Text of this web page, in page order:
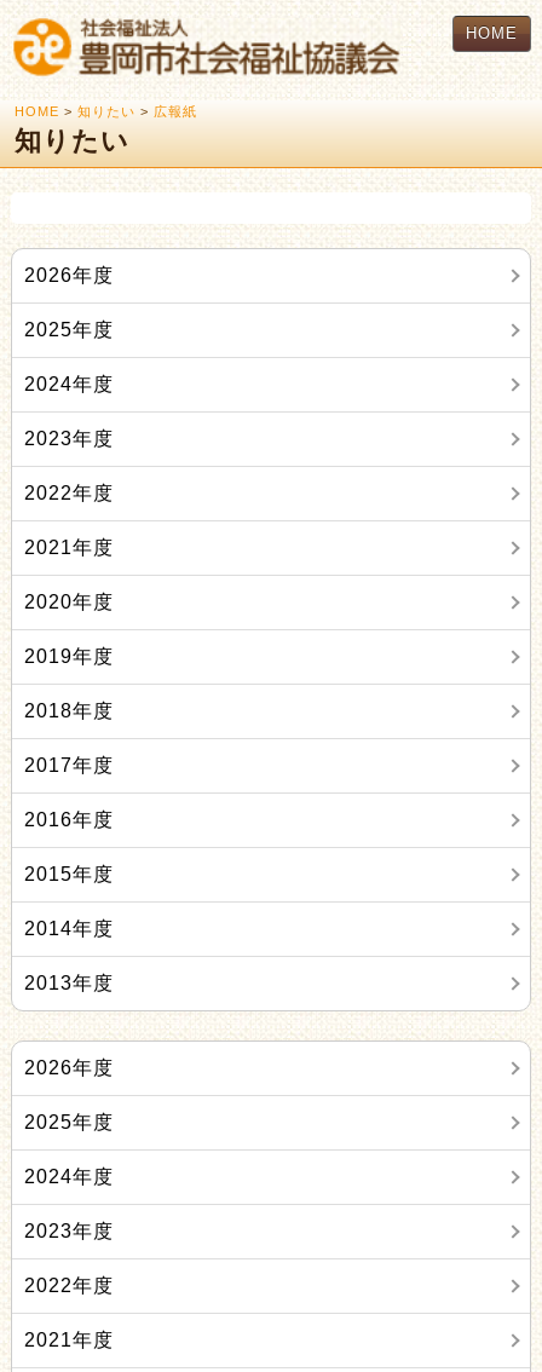
HOME
HOME > 知りたい > 広報紙
知りたい
2026年度
2025年度
2024年度
2023年度
2022年度
2021年度
2020年度
2019年度
2018年度
2017年度
2016年度
2015年度
2014年度
2013年度
2026年度
2025年度
2024年度
2023年度
2022年度
2021年度